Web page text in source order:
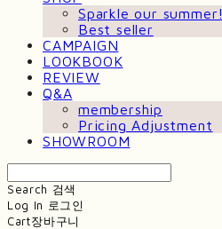
Sparkle our summer!
Best seller
CAMPAIGN
LOOKBOOK
REVIEW
Q&A
membership
Pricing Adjustment
SHOWROOM
Search 검색
Log In 로그인
Cart장바구니